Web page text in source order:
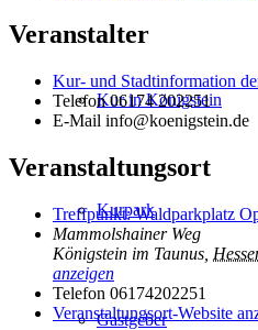
Kur in Königstein
Kurpark
Gastgeber
Veranstalter
Kur- und Stadtinformation
Telefon06174 202251
E-Mail info@koenigstein.de
Veranstaltungsort
Treffpunkt: Waldparkplatz
Mammolshainer Weg
Königstein im Taunus
anzeigen
Telefon 06174202251
Veranstaltungsort-Website